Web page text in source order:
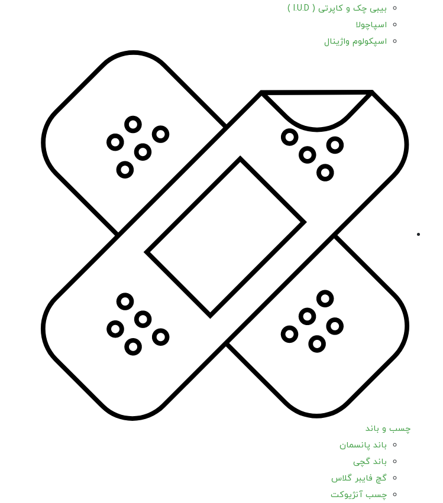
بیبی چک و کاپرتی ( l.U.D )
اسپاچولا
اسپکولوم واژینال
چسب و باند
باند پانسمان
باند گچی
گچ فایبر گلاس
چسب آنژیوکت